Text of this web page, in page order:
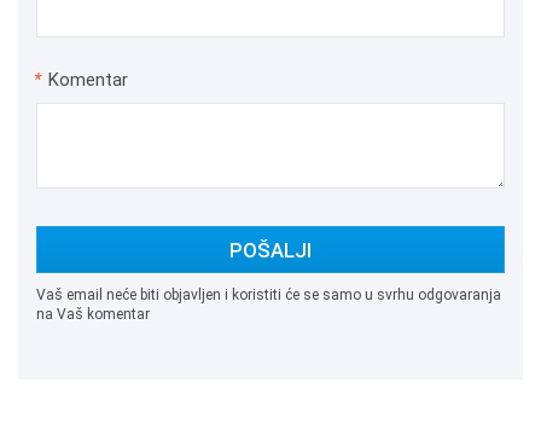
* Komentar
POŠALJI
Vaš email neće biti objavljen i koristiti će se samo u svrhu odgovaranja
na Vaš komentar